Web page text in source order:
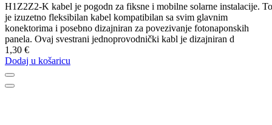
H1Z2Z2-K kabel je pogodn za fiksne i mobilne solarne instalacije. To
je izuzetno fleksibilan kabel kompatibilan sa svim glavnim
konektorima i posebno dizajniran za povezivanje fotonaponskih
panela. Ovaj svestrani jednoprovodnički kabl je dizajniran d
1,30 €
Dodaj u košaricu